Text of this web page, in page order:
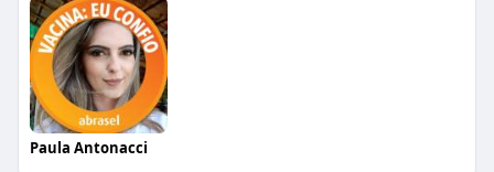
Paula Antonacci